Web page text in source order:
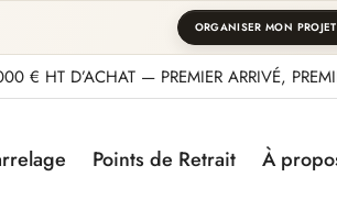
ORGANISER MON PROJET
€ HT D’ACHAT — PREMIER ARRIVÉ,
Points de Retrait À